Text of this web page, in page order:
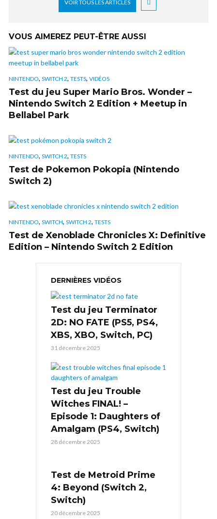
VOIR TOUS LES ARTICLES
VOUS AIMEREZ PEUT-ÊTRE AUSSI
NINTENDO, SWITCH 2, TESTS, VIDÉOS
Test du jeu Super Mario Bros. Wonder –
Nintendo Switch 2 Edition + Meetup in
Bellabel Park
NINTENDO, SWITCH 2, TESTS
Test de Pokemon Pokopia (Nintendo
Switch 2)
NINTENDO, SWITCH, SWITCH 2, TESTS
Test de Xenoblade Chronicles X: Definitive
Edition – Nintendo Switch 2 Edition
DERNIÈRES VIDÉOS
Test du jeu Terminator
2D: NO FATE (PS5, PS4,
XBS, XBO, Switch, PC)
31 décembre 2025
Test du jeu Trouble
Witches FINAL! –
Episode 1: Daughters of
Amalgam (PS4, Switch)
28 décembre 2025
Test de Metroid Prime
4: Beyond (Switch 2,
Switch)
20 décembre 2025